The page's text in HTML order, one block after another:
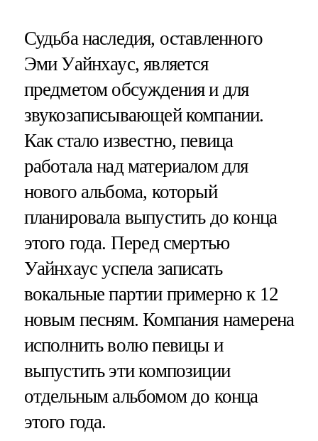
Судьба наследия, оставленного
Эми Уайнхаус, является
предметом обсуждения и для
звукозаписывающей компании.
Как стало известно, певица
работала над материалом для
нового альбома, который
планировала выпустить до конца
этого года. Перед смертью
Уайнхаус успела записать
вокальные партии примерно к 12
новым песням. Компания намерена
исполнить волю певицы и
выпустить эти композиции
отдельным альбомом до конца
этого года.